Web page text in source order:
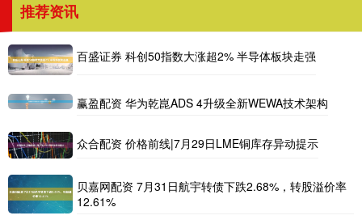
推荐资讯
百盛证券 科创50指数大涨超2% 半导体板块走强
赢盈配资 华为乾崑ADS 4升级全新WEWA技术架构
众合配资 价格前线|7月29日LME铜库存异动提示
贝嘉网配资 7月31日航宇转债下跌2.68%，转股溢价率
12.61%